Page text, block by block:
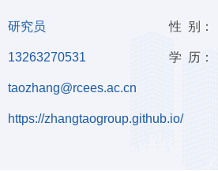
研究员 性 别：
13263270531 学 历：
taozhang@rcees.ac.cn
https://zhangtaogroup.github.io/